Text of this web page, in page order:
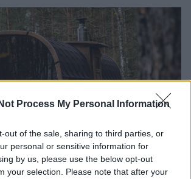
Process My Personal Information
out of the sale, sharing to third parties, or
personal or sensitive information for
by us, please use the below opt-out
your selection. Please note that after your
Daugiau nuotraukų (10)